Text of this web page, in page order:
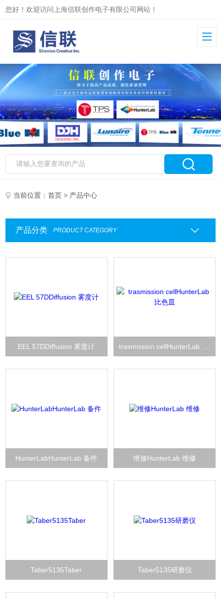
您好！欢迎访问上海信联创作电子有限公司网站！
当前位置：首页 > 产品中心
产品分类 PRODUCT CATEGORY
EEL 57DDiffusion 雾度计
HunterLabHunterLab 备件 维修HunterLab 维修
Taber5135Taber Taber5135研磨仪